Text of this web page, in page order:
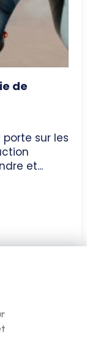
de
sur les
et...